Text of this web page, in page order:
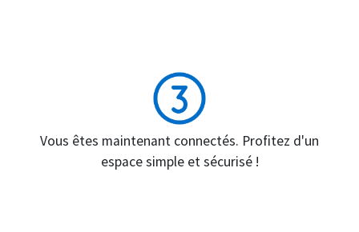
Vous êtes maintenant connectés. Profitez d'un
espace simple et sécurisé !